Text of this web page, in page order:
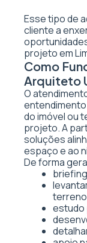
Esse tipo de
cliente a
projeto em
Como
Arquiteto
O
do imóvel ou
projeto. A
soluções
espaço e ao
De forma
terreno
estudo